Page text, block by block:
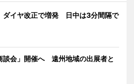
ダイヤ改正で増発 日中は3分間隔で
談会」開催へ 遠州地域の出展者と